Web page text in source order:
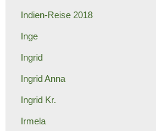
Indien-Reise 2018
Inge
Ingrid
Ingrid Anna
Ingrid Kr.
Irmela